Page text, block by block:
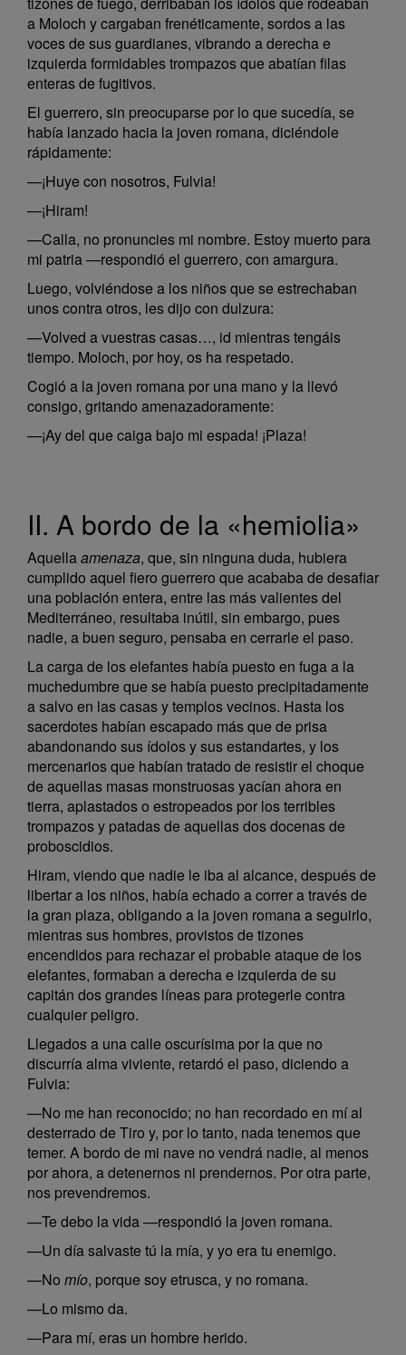
a Moloch y cargaban frenéticamente, sordos a las
voces de sus guardianes, vibrando a derecha e
izquierda formidables trompazos que abatían filas
enteras de fugitivos.
El guerrero, sin preocuparse por lo que sucedía, se
había lanzado hacia la joven romana, diciéndole
rápidamente:
—¡Huye con nosotros, Fulvia!
—¡Hiram!
—Calla, no pronuncies mi nombre. Estoy muerto para
mi patria —respondió el guerrero, con amargura.
Luego, volviéndose a los niños que se estrechaban
unos contra otros, les dijo con dulzura:
—Volved a vuestras casas…, id mientras tengáis
tiempo. Moloch, por hoy, os ha respetado.
Cogió a la joven romana por una mano y la llevó
consigo, gritando amenazadoramente:
—¡Ay del que caiga bajo mi espada! ¡Plaza!
II. A bordo de la «hemiolia»
Aquellaamenaza, que, sin ninguna duda, hubiera
cumplido aquel fiero guerrero que acababa de desafiar
una población entera, entre las más valientes del
Mediterráneo, resultaba inútil, sin embargo, pues
nadie, a buen seguro, pensaba en cerrarle el paso.
La carga de los elefantes había puesto en fuga a la
muchedumbre que se había puesto precipitadamente
a salvo en las casas y templos vecinos. Hasta los
sacerdotes habían escapado más que de prisa
abandonando sus ídolos y sus estandartes, y los
mercenarios que habían tratado de resistir el choque
de aquellas masas monstruosas yacían ahora en
tierra, aplastados o estropeados por los terribles
trompazos y patadas de aquellas dos docenas de
proboscidios.
Hiram, viendo que nadie le iba al alcance, después de
libertar a los niños, había echado a correr a través de
la gran plaza, obligando a la joven romana a seguirlo,
mientras sus hombres, provistos de tizones
encendidos para rechazar el probable ataque de los
elefantes, formaban a derecha e izquierda de su
capitán dos grandes líneas para protegerle contra
cualquier peligro.
Llegados a una calle oscurísima por la que no
discurría alma viviente, retardó el paso, diciendo a
Fulvia:
—No me han reconocido; no han recordado en mí al
desterrado de Tiro y, por lo tanto, nada tenemos que
temer. A bordo de mi nave no vendrá nadie, al menos
por ahora, a detenernos ni prendernos. Por otra parte,
nos prevendremos.
—Te debo la vida —respondió la joven romana.
—Un día salvaste tú la mía, y yo era tu enemigo.
—No mío, porque soy etrusca, y no romana.
—Lo mismo da.
—Para mí, eras un hombre herido.